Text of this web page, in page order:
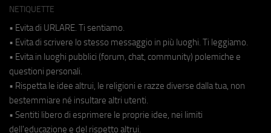
NETIQUETTE
• Evita di URLARE. Ti sentiamo.
• Evita di scrivere lo stesso messaggio in più luoghi. Ti leggiamo.
• Evita in luoghi pubblici (forum, chat, community) polemiche e
questioni personali.
• Rispetta le idee altrui, le religioni e razze diverse dalla tua, non
bestemmiare né insultare altri utenti.
• Sentiti libero di esprimere le proprie idee, nei limiti
dell'educazione e del rispetto altrui.